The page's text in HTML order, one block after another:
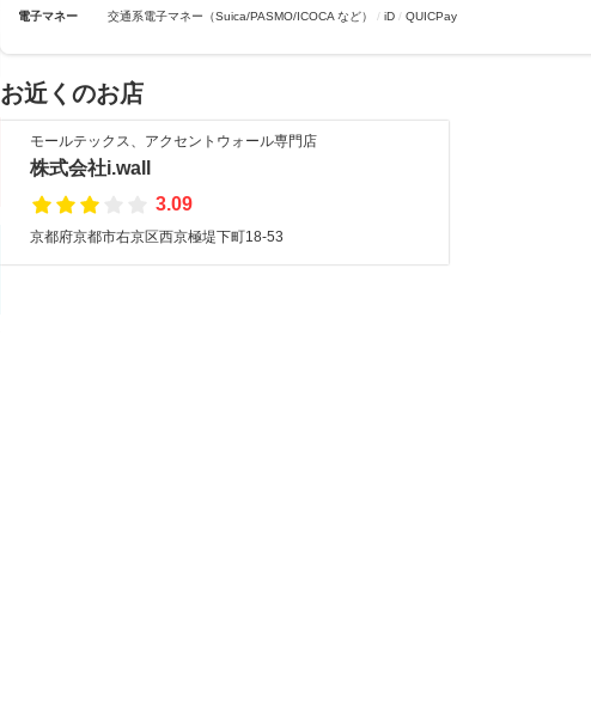
電子マネー 交通系電子マネー（Suica/PASMO/ICOCA など） iD QUICPay
お近くのお店
モールテックス、アクセントウォール専門店
株式会社i.wall
3.09
京都府京都市右京区西京極堤下町18-53